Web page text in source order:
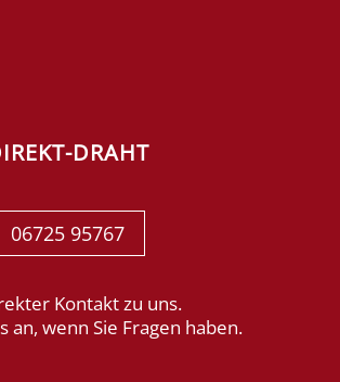
DRAHT
06725 95767
Kontakt zu uns.
an, wenn Sie Fragen haben.